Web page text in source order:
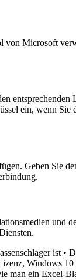
Microsoft
ein, wenn
Geben Sie
und
ist •
Windows
man ein Excel-